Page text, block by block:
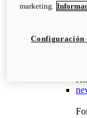
marketing.
Configuración